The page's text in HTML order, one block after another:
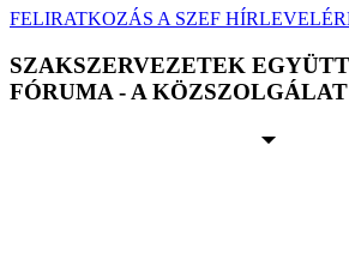
FELIRATKOZÁS A SZEF
SZAKSZERVEZETEK
FÓRUMA - A